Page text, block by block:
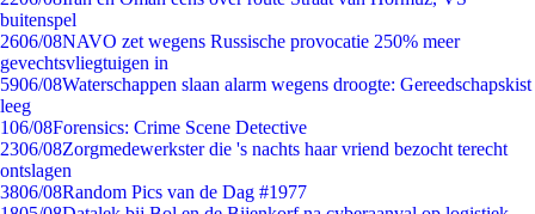
buitenspel
2606/08NAVO zet wegens Russische provocatie 250% meer
gevechtsvliegtuigen in
5906/08Waterschappen slaan alarm wegens droogte: Gereedschapskist
leeg
106/08Forensics: Crime Scene Detective
2306/08Zorgmedewerkster die 's nachts haar vriend bezocht terecht
ontslagen
3806/08Random Pics van de Dag #1977